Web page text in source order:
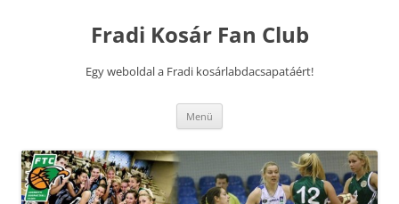
Fradi Kosár Fan Club
Egy weboldal a Fradi kosárlabdacsapatáért!
Menü